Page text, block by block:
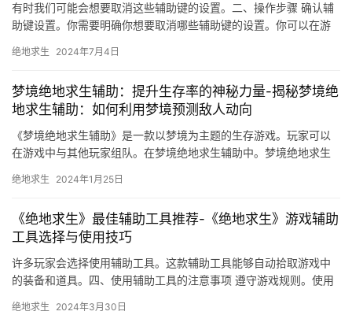
有时我们可能会想要取消这些辅助键的设置。二、操作步骤 确认辅
助键设置。你需要明确你想要取消哪些辅助键的设置。你可以在游
绝地求生 2024年7月4日
梦境绝地求生辅助：提升生存率的神秘力量-揭秘梦境绝
地求生辅助：如何利用梦境预测敌人动向
《梦境绝地求生辅助》是一款以梦境为主题的生存游戏。玩家可以
在游戏中与其他玩家组队。在梦境绝地求生辅助中。梦境绝地求生
绝地求生 2024年1月25日
《绝地求生》最佳辅助工具推荐-《绝地求生》游戏辅助
工具选择与使用技巧
许多玩家会选择使用辅助工具。这款辅助工具能够自动拾取游戏中
的装备和道具。四、使用辅助工具的注意事项 遵守游戏规则。使用
绝地求生 2024年3月30日